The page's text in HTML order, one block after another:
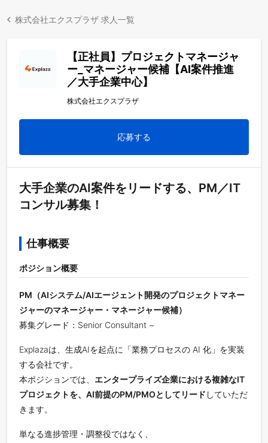
株式会社エクスプラザ 求人一覧
【正社員】プロジェクトマネージャ
ー_マネージャー候補【AI案件推進
／大手企業中心】
株式会社エクスプラザ
応募する
大手企業のAI案件をリードする、PM／IT
コンサル募集！
仕事概要
ポジション概要
PM（AIシステム/AIエージェント開発のプロジェクトマネー
ジャーのマネージャー・マネージャー候補）
募集グレード：Senior Consultant ~
Explazaは、生成AIを起点に「業務プロセスの AI 化」を実装
する会社です。
本ポジションでは、 エンタープライズ企業における複雑なIT
プロジェクトを、AI前提のPM/PMOとしてリード していただ
きます。
単なる進捗管理・調整役ではなく、